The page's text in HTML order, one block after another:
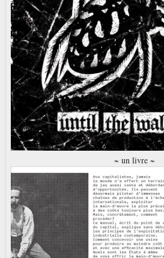
~ un livre ~